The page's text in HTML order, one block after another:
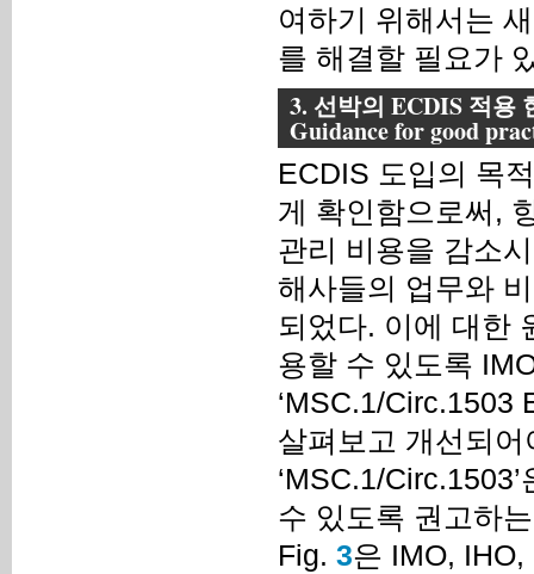
여하기 위해서는
를 해결할 필요가
3. 선박의 ECDIS 적용
Guidance for good
ECDIS 도입의 목
게 확인함으로써,
관리 비용을 감소
해사들의 업무와
되었다. 이에 대한
용할 수 있도록
‘MSC.1/Circ.1503
살펴보고 개선되
‘MSC.1/
수 있도록 권고하
Fig. 3은 IMO, IHO,